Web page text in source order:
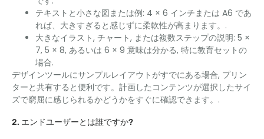
テキストと小さな図または例: 4 × 6 インチまたは A6 であ
れば、大きすぎると感じずに柔軟性が高まります。.
大きなイラスト, チャート, または複数ステップの説明: 5 ×
7, 5 × 8, あるいは 6 × 9 意味は分かる, 特に教育セットの
場合.
デザインツールにサンプルレイアウトがすでにある場合, プリン
ターと共有すると便利です。計画したコンテンツが選択したサイ
ズで窮屈に感じられるかどうかをすぐに確認できます。.
2. エンドユーザーとは誰ですか?